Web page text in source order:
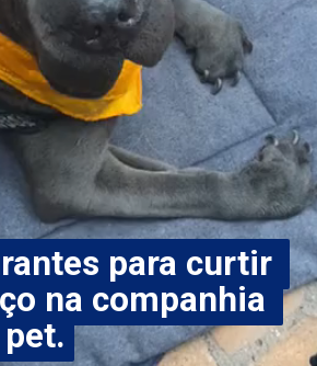
para curtir
na companhia
para curtir
na companhia